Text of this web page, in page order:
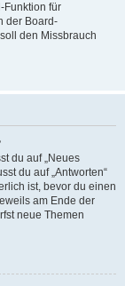
Funktion für
der Board-
den Missbrauch
du auf „Neues
du auf „Antworten“
ist, bevor du einen
am Ende der
neue Themen